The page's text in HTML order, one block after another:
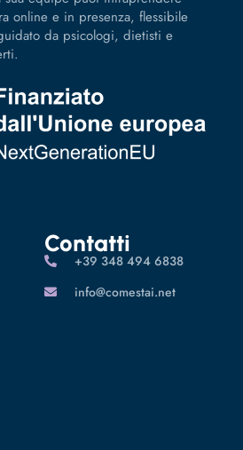
online e in presenza, flessibile
da psicologi, dietisti e
Contatti
‪+39 348 494 6838
info@comestai.net